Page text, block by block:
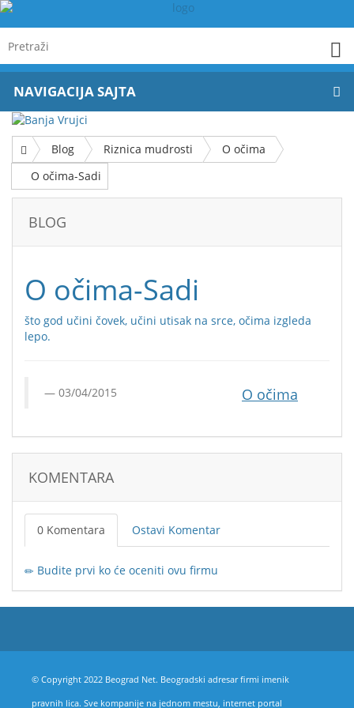
NAVIGACIJA SAJTA
Blog Riznica mudrosti
O očima
O očima-Sadi
BLOG
O očima-Sadi
što god učini čovek, učini utisak na srce, očima izgleda
lepo.
O očima
03/04/2015
KOMENTARA
0 Komentara Ostavi Komentar
Budite prvi ko će oceniti ovu firmu
© Copyright 2022 Beograd Net. Beogradski adresar firmi imenik
pravnih lica. Sve kompanije na jednom mestu, internet portal